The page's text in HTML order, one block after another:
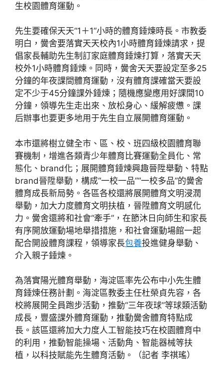
生校園體育運動。
先生要確保天天“1＋1”小時的體育錘煉時長。市教委
明白，黌舍要落實天天校內1小時體育錘煉請求，提
倡家長輔助先生制訂家庭體育錘煉打算，落實天天
校外1小時體育錘煉。同時，黌舍天天要設定至多25
分鐘的年夜課間體育運動，沒有體育課確當天要設
定不少于45分鐘課外錘煉；隨機應變應用好課間10
分鐘，領導先生走出來、放松身心、緩解疲憊。課
后辦事也要更多地用于先生自立展開體育運動。
本市還將樹立健全市、區、校、班四級校園體育聯
賽機制，增進各類青少年體育比賽運動全員化、常
態化、brand化；展開體育錘煉興趣晉陞舉動、特點
brand晉陞舉動，構成“一校一品”“一校多品”的黌舍
體育成長新局勢。各區各校還將展開體育文明浸潤
舉動，加大力度體育文明扶植，晉陞體育文明感化
力。黌舍還將和社會“牽手”，在節沐日向師生和家長
有序開放運動場地舉措措施，和社會運動場館一起
配合開設體育課程，領導家長包養投進健身舉動、
介入親子錘煉。
為落實陽光體育舉動，海淀區率先公布中小先生體
育錘煉任務計劃。海淀區教委主任杜榮貞先容，各
校將展開全員跑步活動，推動“三年夜球”等球類活動
成長，豐盛課外體育運動，推動黌舍體育特點成
長。該區還將加大力度人工智能技巧在校園體育中
的利用，推動智能操場、活動角、智能器械等扶
植，以科技賦能先生體育活動。（記者 李祺瑤）